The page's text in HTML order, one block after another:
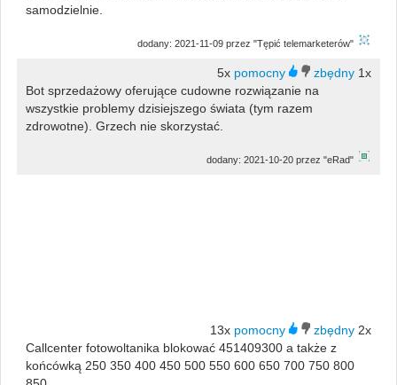
samodzielnie.
dodany: 2021-11-09 przez "Tępić telemarketerów"
5x
1x
Bot sprzedażowy oferujące cudowne rozwiązanie na
wszystkie problemy dzisiejszego świata (tym razem
zdrowotne). Grzech nie skorzystać.
dodany: 2021-10-20 przez "eRad"
13x
2x
Callcenter fotowoltanika blokować 451409300 a także z
końcówką 250 350 400 450 500 550 600 650 700 750 800